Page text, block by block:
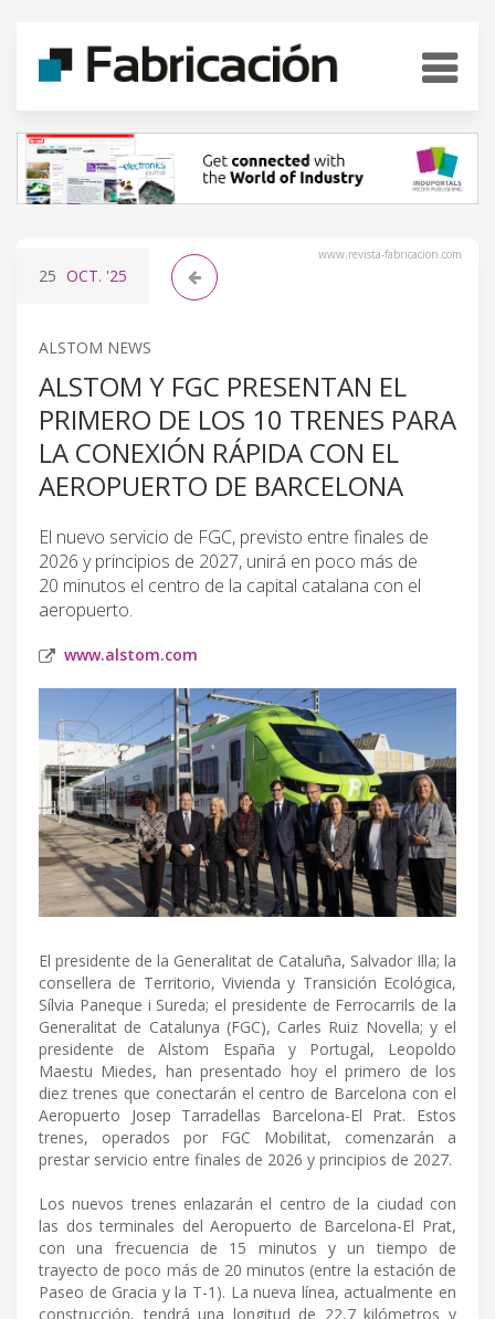
www.revista-fabricacion.com
25 OCT. '25
ALSTOM NEWS
ALSTOM Y FGC PRESENTAN EL
PRIMERO DE LOS 10 TRENES PARA
LA CONEXIÓN RÁPIDA CON EL
AEROPUERTO DE BARCELONA
El nuevo servicio de FGC, previsto entre finales de
2026 y principios de 2027, unirá en poco más de
20 minutos el centro de la capital catalana con el
aeropuerto.
www.alstom.com
El presidente de la Generalitat de Cataluña, Salvador Illa; la
consellera de Territorio, Vivienda y Transición Ecológica,
Sílvia Paneque i Sureda; el presidente de Ferrocarrils de la
Generalitat de Catalunya (FGC), Carles Ruiz Novella; y el
presidente de Alstom España y Portugal, Leopoldo
Maestu Miedes, han presentado hoy el primero de los
diez trenes que conectarán el centro de Barcelona con el
Aeropuerto Josep Tarradellas Barcelona-El Prat. Estos
trenes, operados por FGC Mobilitat, comenzarán a
prestar servicio entre finales de 2026 y principios de 2027.
Los nuevos trenes enlazarán el centro de la ciudad con
las dos terminales del Aeropuerto de Barcelona-El Prat,
con una frecuencia de 15 minutos y un tiempo de
trayecto de poco más de 20 minutos (entre la estación de
Paseo de Gracia y la T-1). La nueva línea, actualmente en
construcción, tendrá una longitud de 22,7 kilómetros y